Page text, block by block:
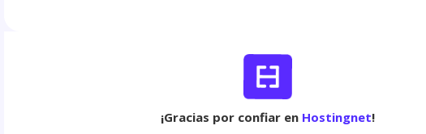
¡Gracias por confiar en Hostingnet!